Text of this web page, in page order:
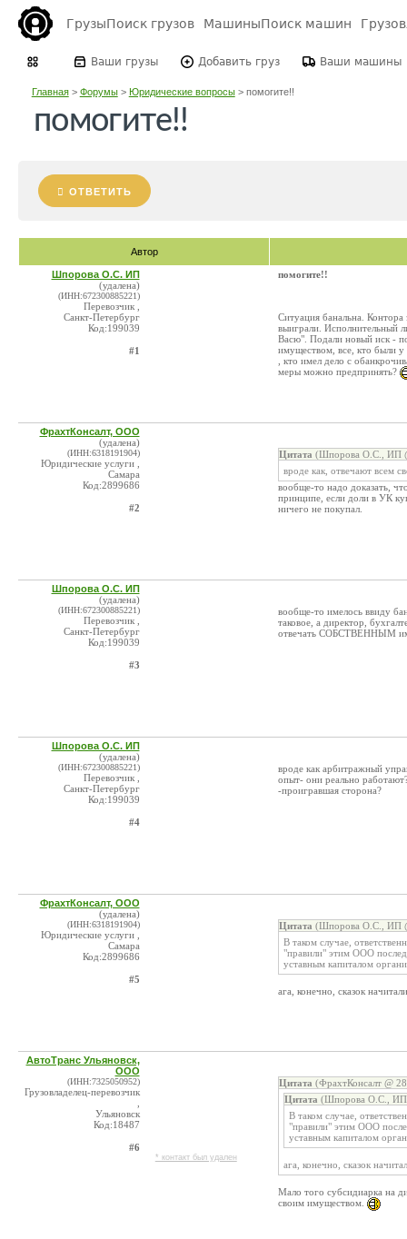
ГрузыПоиск грузов МашиныПоиск машин
Ваши грузы Добавить груз Ваши машины
Главная> Форумы> Юридические вопросы> помогите!!
помогите!!
ОТВЕТИТЬ
Автор
Шпорова О.С. ИП
(удалена)
(ИНН:672300885221)
Перевозчик ,
Санкт-Петербург
Код:199039
#1
помогите!!
Ситуация банальна.
выиграли. Исполнительный
Васю". Подали новый иск -
имуществом, все, кто были
, кто имел дело с
меры можно предпринять?
ФрахтКонсалт, ООО
(удалена)
(ИНН:6318191904)
Юридические услуги ,
Самара
Код:2899686
#2
Цитата (Шпорова О.С., ИП
вроде как, отвечают всем
вообще-то надо доказать,
принципе, если доли в УК
ничего не покупал.
Шпорова О.С. ИП
(удалена)
(ИНН:672300885221)
Перевозчик ,
Санкт-Петербург
Код:199039
#3
вообще-то имелось ввиду
таковое, а директор,
отвечать СОБСТВЕННЫМ
Шпорова О.С. ИП
(удалена)
(ИНН:672300885221)
Перевозчик ,
Санкт-Петербург
Код:199039
#4
вроде как арбитражный
опыт- они реально
-проигравшая сторона?
ФрахтКонсалт, ООО
(удалена)
(ИНН:6318191904)
Юридические услуги ,
Самара
Код:2899686
#5
Цитата (Шпорова О.С., ИП
В таком случае,
"правили" этим ООО
уставным капиталом
ага, конечно, сказок
АвтоТранс Ульяновск,
ООО
(ИНН:7325050952)
Грузовладелец-перевозчик
Ульяновск
Код:18487
#6
* контакт был удален
Цитата (ФрахтКонсалт @
Цитата (Шпорова О.С., ИП
В таком случае,
"правили" этим ООО
уставным капиталом
ага, конечно, сказок
Мало того субсидиарка на
своим имуществом.